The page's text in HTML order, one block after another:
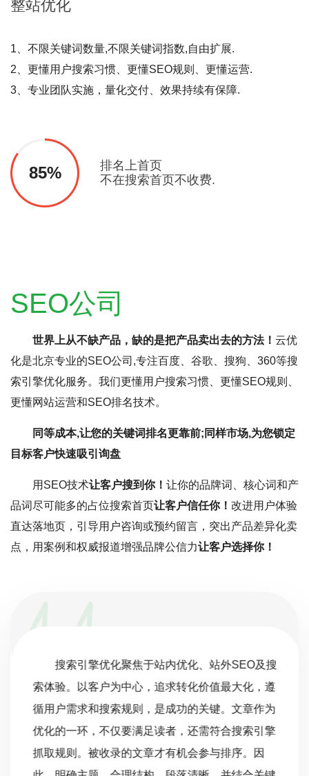
整站优化
1、不限关键词数量,不限关键词指数,自由扩展.
2、更懂用户搜索习惯、更懂SEO规则、更懂运营.
3、专业团队实施，量化交付、效果持续有保障.
85%
排名上首页
不在搜索首页不收费.
SEO公司
世界上从不缺产品，缺的是把产品卖出去的方法！ 云优
化是北京专业的SEO公司,专注百度、谷歌、搜狗、360等搜
索引擎优化服务。我们更懂用户搜索习惯、更懂SEO规则、
更懂网站运营和SEO排名技术。
同等成本,让您的关键词排名更靠前;同样市场,为您锁定
目标客户快速吸引询盘
用SEO技术让客户搜到你！ 让你的品牌词、核心词和产
品词尽可能多的占位搜索首页让客户信任你！ 改进用户体验
直达落地页，引导用户咨询或预约留言，突出产品差异化卖
点，用案例和权威报道增强品牌公信力让客户选择你！
搜索引擎优化聚焦于站内优化、站外SEO及搜
索体验。以客户为中心，追求转化价值最大化，遵
循用户需求和搜索规则，是成功的关键。文章作为
优化的一环，不仅要满足读者，还需符合搜索引擎
抓取规则。被收录的文章才有机会参与排序。因